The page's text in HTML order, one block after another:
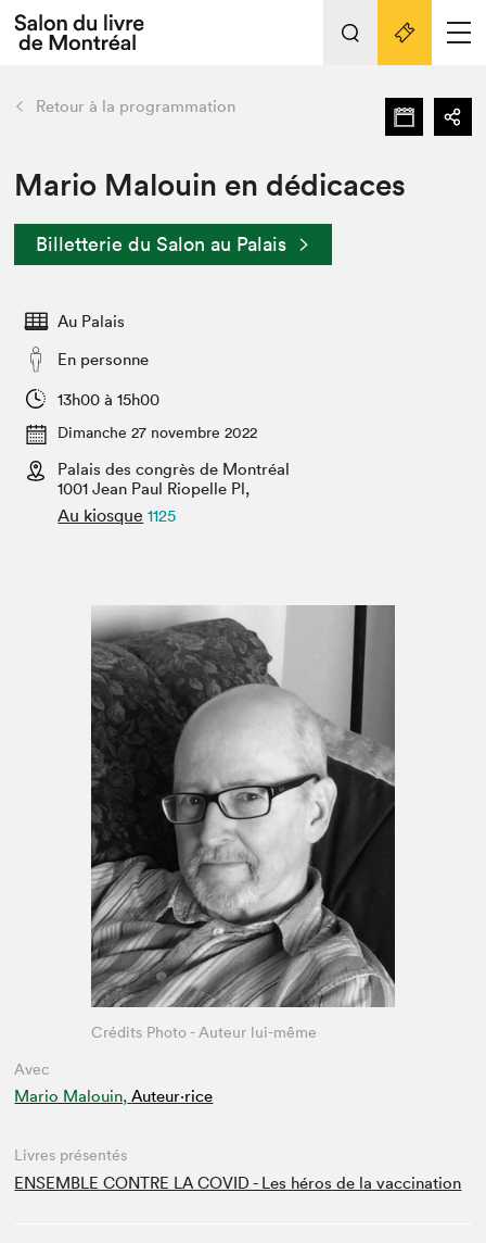
Espace exposant⋅e⋅s
Espace enseignant·e·s
Espace médias
L'événement
Préparer sa visite au Salon
Actualités
SLM PRO
retour Nos activités
Préparer sa visite
Salon dans la ville et en ligne
Projets partenaires
Liens pratiques
Retour à la programmation
Mario Malouin en dédicaces
Billetterie du Salon au Palais
Au Palais
En personne
13h00 à 15h00
Dimanche 27 novembre 2022
Palais des congrès de Montréal
1001 Jean Paul Riopelle Pl,
Au kiosque 1125
Avec
Mario Malouin, Auteur·rice
Crédits Photo - Auteur lui-même
Livres présentés
ENSEMBLE CONTRE LA COVID - Les héros de la vaccination